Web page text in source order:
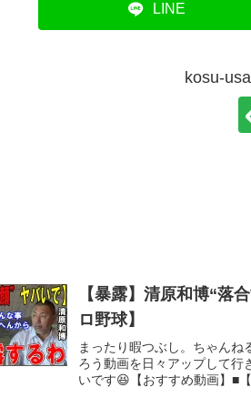
LINE
kosu-
【暴露】清原和博“落
ロ野球】
まったり暇つぶし。ちゃんね
ろう動画を日々アップして行
いです😆【おすすめ動画】■